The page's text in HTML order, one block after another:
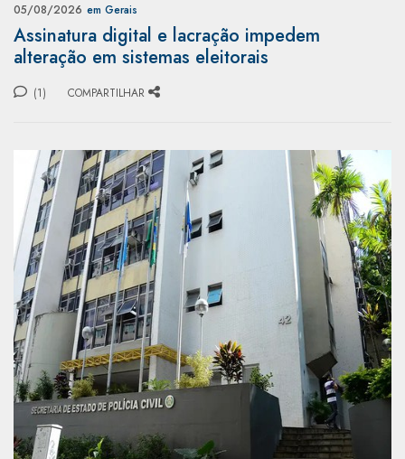
05/08/2026 em Gerais
Assinatura digital e lacração impedem
alteração em sistemas eleitorais
(1) COMPARTILHAR